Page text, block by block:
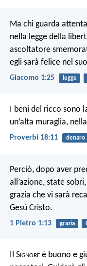
Ma chi guarda
nella legge della
ascoltatore
egli sarà felice nel
Giacomo 1:25 legge
I beni del ricco sono
un’alta muraglia,
Proverbi 18:11 denaro
Perciò, dopo aver
all’azione, state
grazia che vi sarà
Gesù Cristo.
1 Pietro 1:13 grazia
Il Signore è buono e